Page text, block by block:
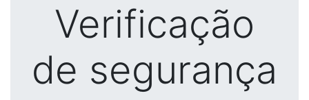
Verificação
de segurança